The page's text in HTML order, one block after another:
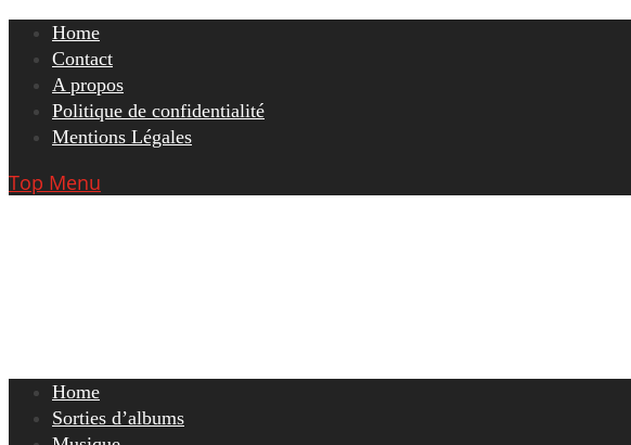
Skip
content
Home
Contact
A propos
Politique de confidentialité
Mentions Légales
Top Menu
Home
Sorties d’albums